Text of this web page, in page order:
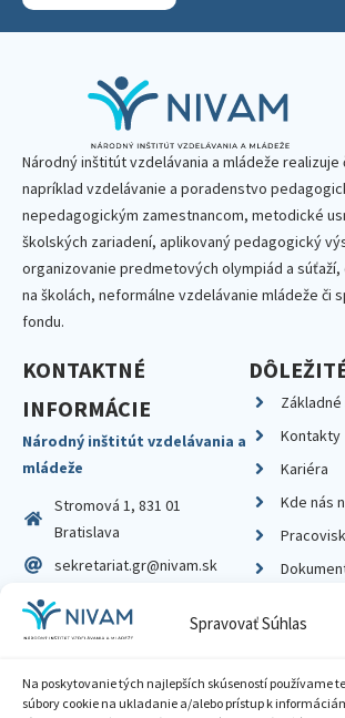
Spravovať Súhlas
Na poskytovanie tých najlepších skúseností používame
súbory cookie na ukladanie a/alebo prístup k
Národný inštitút vzdelávania a mládeže realizuje
napríklad vzdelávanie a poradenstvo
nepedagogickým zamestnancom, metodické
školských zariadení, aplikovaný pedagogický
organizovanie predmetových olympiád a
na školách, neformálne vzdelávanie mládeže či
fondu.
KONTAKTNÉ
INFORMÁCIE
Národný inštitút vzdelávania a
mládeže
Stromová 1, 831 01
Bratislava
sekretariat.gr@nivam.sk
IČO: 00164348
DIČ: 2020798714
Základné
Kontakty
Kariéra
Kde nás